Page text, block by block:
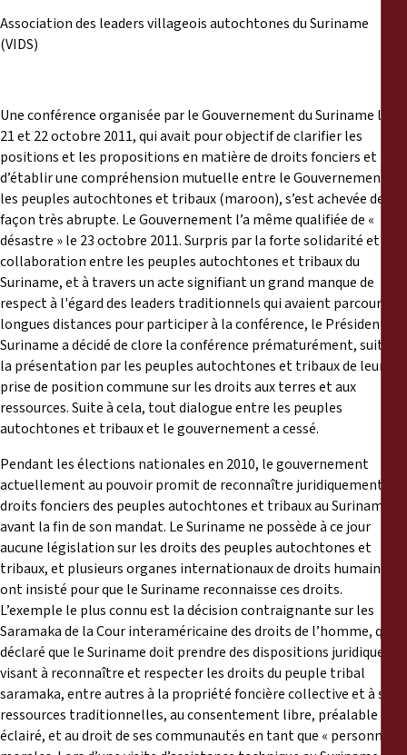
Association des leaders villageois autochtones du Suriname
(VIDS)
Une conférence organisée par le Gouvernement du Suriname les
21 et 22 octobre 2011, qui avait pour objectif de clarifier les
positions et les propositions en matière de droits fonciers et
d’établir une compréhension mutuelle entre le Gouvernement et
les peuples autochtones et tribaux (maroon), s’est achevée de
façon très abrupte. Le Gouvernement l’a même qualifiée de «
désastre » le 23 octobre 2011. Surpris par la forte solidarité et la
collaboration entre les peuples autochtones et tribaux du
Suriname, et à travers un acte signifiant un grand manque de
respect à l'égard des leaders traditionnels qui avaient parcouru de
longues distances pour participer à la conférence, le Président du
Suriname a décidé de clore la conférence prématurément, suite à
la présentation par les peuples autochtones et tribaux de leur
prise de position commune sur les droits aux terres et aux
ressources. Suite à cela, tout dialogue entre les peuples
autochtones et tribaux et le gouvernement a cessé.
Pendant les élections nationales en 2010, le gouvernement
actuellement au pouvoir promit de reconnaître juridiquement les
droits fonciers des peuples autochtones et tribaux au Suriname
avant la fin de son mandat. Le Suriname ne possède à ce jour
aucune législation sur les droits des peuples autochtones et
tribaux, et plusieurs organes internationaux de droits humains
ont insisté pour que le Suriname reconnaisse ces droits.
L’exemple le plus connu est la décision contraignante sur les
Saramaka de la Cour interaméricaine des droits de l’homme, qui a
déclaré que le Suriname doit prendre des dispositions juridiques
visant à reconnaître et respecter les droits du peuple tribal
saramaka, entre autres à la propriété foncière collective et à ses
ressources traditionnelles, au consentement libre, préalable et
éclairé, et au droit de ses communautés en tant que « personnes »